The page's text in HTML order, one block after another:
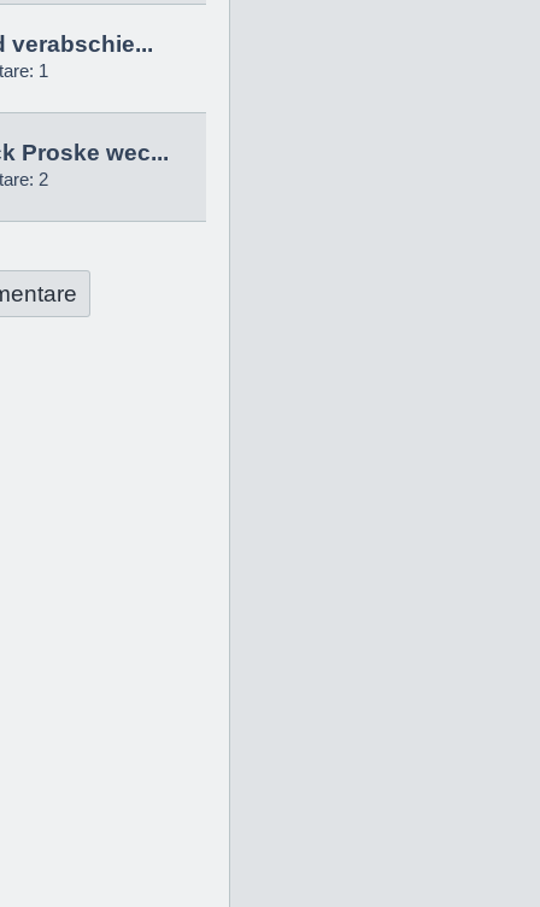
verabschie...
1
Proske wec...
2